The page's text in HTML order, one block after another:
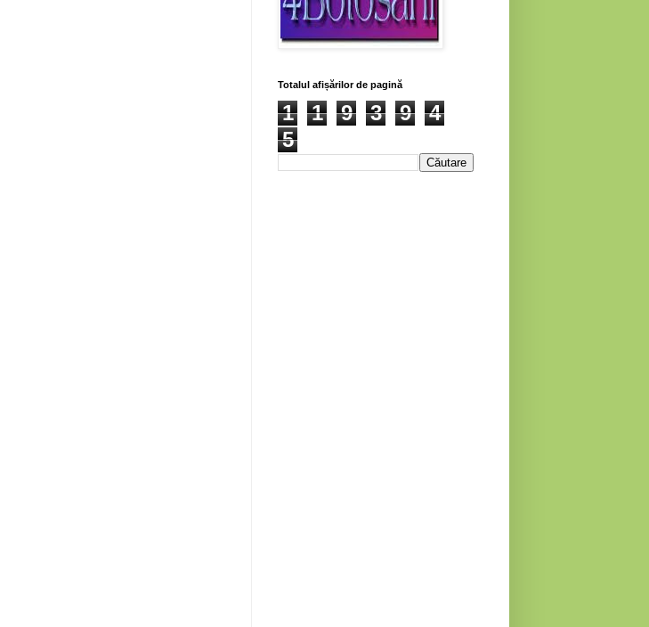
Totalul afișărilor de pagină
1 1 9 3 9
4
5